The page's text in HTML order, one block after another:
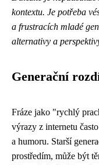
kontextu. Je potřeba
a frustracích mladé
alternativy a
Generační
Fráze jako "rychlý
výrazy z internetu
a humoru. Starší
prostředím, může být